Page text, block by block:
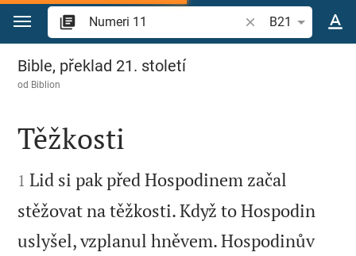
Přejít na obsah
Vyhledat biblický
B21
Numeri 11
Bible, překlad 21. století
od Biblion

Těžkosti

1 Lid si pak před Hospodinem začal
stěžovat na těžkosti. Když to Hospodin
uslyšel, vzplanul hněvem. Hospodinův